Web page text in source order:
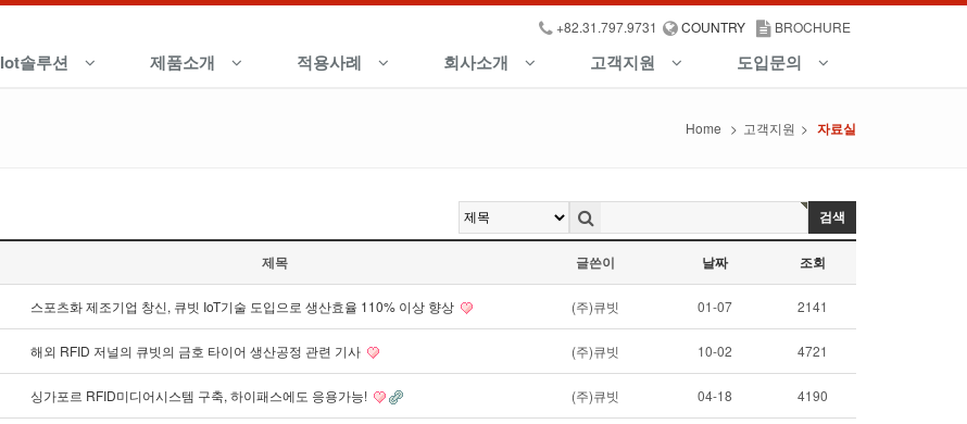
+82.31.797.9731 COUNTRY BROCHURE
Iot솔루션 제품소개 적용사례 회사소개 고객지원 도입문의
Home > 고객지원 > 자료실
검색
제목 글쓴이 날짜 조회
스포츠화 제조기업 창신, 큐빗 IoT기술 도입으로 생산효율 110% 이상 향상 (주)큐빗 01-07 2141
해외 RFID 저널의 큐빗의 금호 타이어 생산공정 관련 기사 (주)큐빗 10-02 4721
싱가포르 RFID미디어시스템 구축, 하이패스에도 응용가능! (주)큐빗 04-18 4190